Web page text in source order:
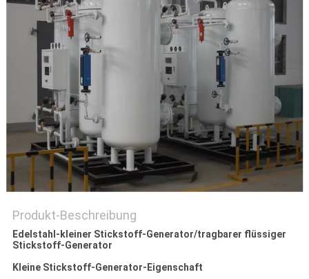
DATENSCHUTZRICHTLINIE
Produkt-Beschreibung
Edelstahl-kleiner Stickstoff-Generator/tragbarer flüssiger
Stickstoff-Generator
Kleine Stickstoff-Generator-Eigenschaft